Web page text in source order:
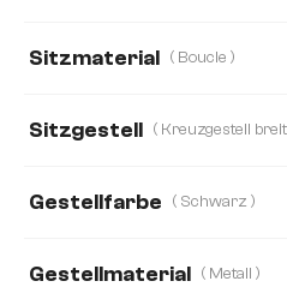
Sitzmaterial ( Boucle )
Sitzgestell
Gestellfarbe ( Schwarz )
Gestellmaterial ( Metall )